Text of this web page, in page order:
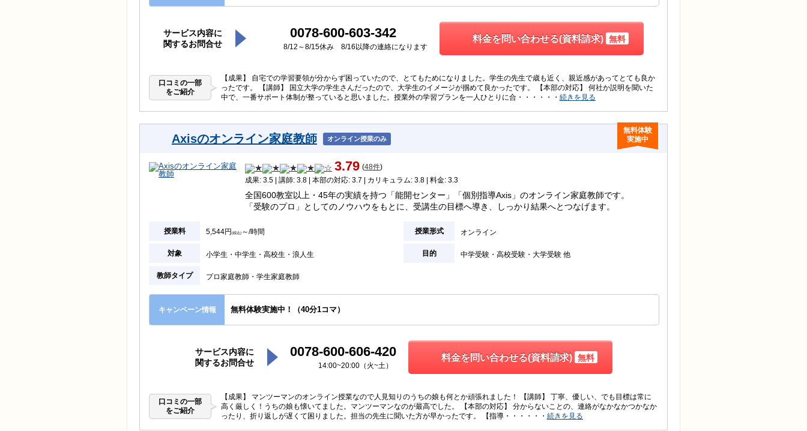
サービス内容に
関するお問合せ
0078-600-603-342
8/12～8/15休み 8/16以降の連絡になります
料金を問い合わせる(資料請求) 無料
口コミの一部
をご紹介
【成果】 自宅での学習要領が分からず困っていたので、とてもためになりました。学生の先生で歳も近く、親近感があってとても良か
ったです。 【講師】 国立大学の学生さんだったので、大学生のイメージが掴めて良かったです。 【本部の対応】 何社か説明を聞いた
中で、一番サポート体制が整っていると思いました。授業外の学習プランを一人ひとりに合・・・・・・ 続きを見る
Axisのオンライン家庭教師 オンライン授業のみ
無料体験
実施中
3.79 (48件)
成果: 3.5 | 講師: 3.8 | 本部の対応: 3.7 | カリキュラム: 3.8 | 料金: 3.3
全国600教室以上・45年の実績を持つ「能開センター」「個別指導Axis」のオンライン家庭教師です。
「受験のプロ」としてのノウハウをもとに、受講生の目標へ導き、しっかり結果へとつなげます。
授業料 5,544円 (税込) ～/時間 授業形式 オンライン
対象 小学生 中学生 高校生 浪人生 目的 中学受験 高校受験 大学受験 他
教師タイプ プロ家庭教師 学生家庭教師
キャンペーン情報 無料体験実施中！（40分1コマ）
サービス内容に
関するお問合せ
0078-600-606-420
14:00~20:00（火~土）
料金を問い合わせる(資料請求) 無料
口コミの一部
をご紹介
【成果】 マンツーマンのオンライン授業なので人見知りのうちの娘も何とか頑張れました！ 【講師】 丁寧、優しい、でも目標は常に
高く厳しく！うちの娘も懐いてました。マンツーマンなのが最高でした。 【本部の対応】 分からないことの、連絡がなかなかつかなか
ったり、折り返しが遅くて困りました。担当の先生に聞いた方が早かったです。 【指導・・・・・・ 続きを見る